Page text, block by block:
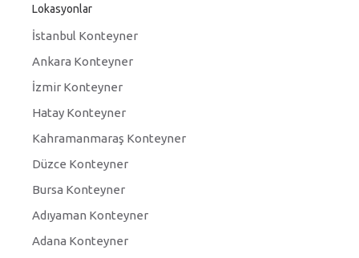
Lokasyonlar
İstanbul Konteyner
Ankara Konteyner
İzmir Konteyner
Hatay Konteyner
Kahramanmaraş Konteyner
Düzce Konteyner
Bursa Konteyner
Adıyaman Konteyner
Adana Konteyner